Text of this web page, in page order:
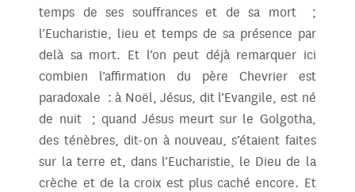
temps de ses souffrances et de sa mort ;
l’Eucharistie, lieu et temps de sa présence par
delà sa mort. Et l’on peut déjà remarquer ici
combien l’affirmation du père Chevrier est
paradoxale : à Noël, Jésus, dit l’Evangile, est né
de nuit ; quand Jésus meurt sur le Golgotha,
des ténèbres, dit-on à nouveau, s’étaient faites
sur la terre et, dans l’Eucharistie, le Dieu de la
crèche et de la croix est plus caché encore. Et